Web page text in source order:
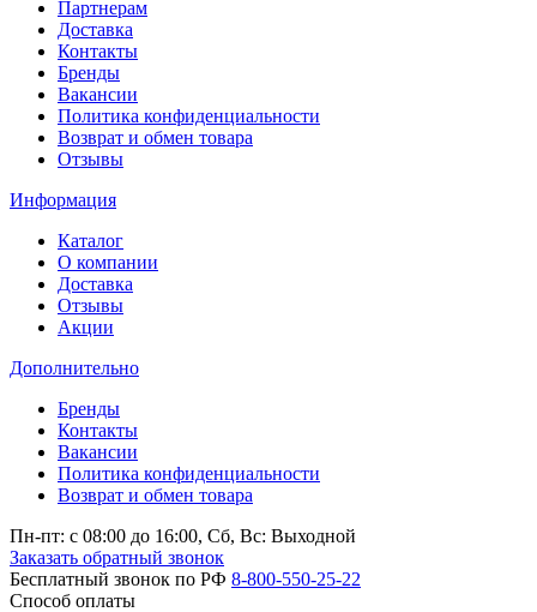
Партнерам
Доставка
Контакты
Бренды
Вакансии
Политика конфиденциальности
Возврат и обмен товара
Отзывы
Информация
Каталог
О компании
Доставка
Отзывы
Акции
Дополнительно
Бренды
Контакты
Вакансии
Политика конфиденциальности
Возврат и обмен товара
Пн-пт: c 08:00 до 16:00, Сб, Вс: Выходной
Заказать обратный звонок
Бесплатный звонок по РФ 8-800-550-25-22
Способ оплаты